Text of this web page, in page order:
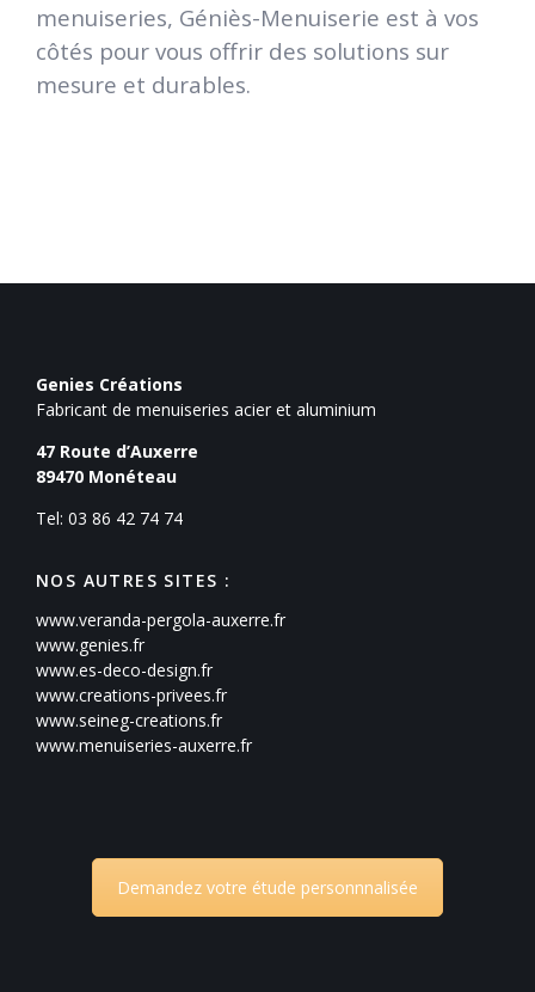
menuiseries, Géniès-Menuiserie est à vos
côtés pour vous offrir des solutions sur
mesure et durables.
Genies Créations
Fabricant de menuiseries acier et aluminium
47 Route d’Auxerre
89470 Monéteau
Tel: 03 86 42 74 74
NOS AUTRES SITES :
www.veranda-pergola-auxerre.fr
www.genies.fr
www.es-deco-design.fr
www.creations-privees.fr
www.seineg-creations.fr
www.menuiseries-auxerre.fr
Demandez votre étude personnnalisée